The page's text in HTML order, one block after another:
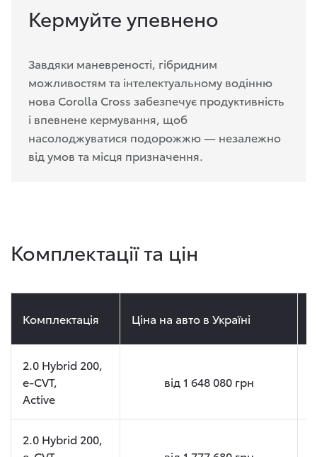
Кермуйте упевнено
Завдяки маневреності, гібридним
можливостям та інтелектуальному водінню
нова Corolla Cross забезпечує продуктивність
і впевнене кермування, щоб
насолоджуватися подорожжю — незалежно
від умов та місця призначення.
Комплектації та цін
Комплектація Ціна на авто в Україні
2.0 Hybrid 200,
e-CVT,
Active
від 1 648 080грн
2.0 Hybrid 200,